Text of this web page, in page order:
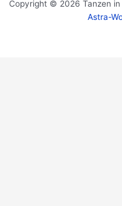
Copyright © 2026 Tanzen
Astra-